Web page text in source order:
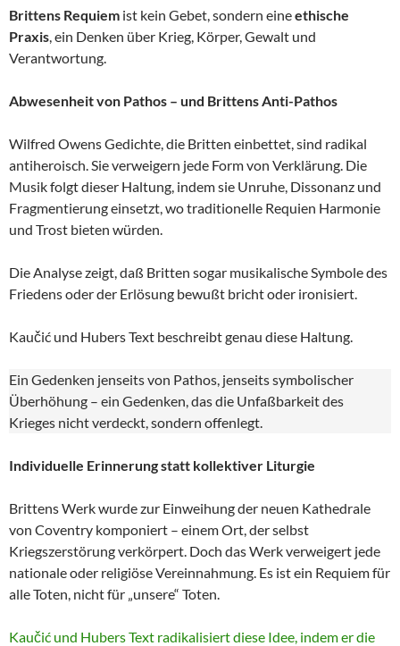
Brittens Requiem ist kein Gebet, sondern eineethische
Praxis, ein Denken über Krieg, Körper, Gewalt und
Verantwortung.
Abwesenheit von Pathos – und Brittens Anti-Pathos
Wilfred Owens Gedichte, die Britten einbettet, sind radikal
antiheroisch. Sie verweigern jede Form von Verklärung. Die
Musik folgt dieser Haltung, indem sie Unruhe, Dissonanz und
Fragmentierung einsetzt, wo traditionelle Requien Harmonie
und Trost bieten würden.
Die Analyse zeigt, daß Britten sogar musikalische Symbole des
Friedens oder der Erlösung bewußt bricht oder ironisiert.
Kaučić und Hubers Text beschreibt genau diese Haltung.
Ein Gedenken jenseits von Pathos, jenseits symbolischer
Überhöhung – ein Gedenken, das die Unfaßbarkeit des
Krieges nicht verdeckt, sondern offenlegt.
Individuelle Erinnerung statt kollektiver Liturgie
Brittens Werk wurde zur Einweihung der neuen Kathedrale
von Coventry komponiert – einem Ort, der selbst
Kriegszerstörung verkörpert. Doch das Werk verweigert jede
nationale oder religiöse Vereinnahmung. Es ist ein Requiem für
alle Toten, nicht für „unsere“ Toten.
Kaučić und Hubers Text radikalisiert diese Idee, indem er die